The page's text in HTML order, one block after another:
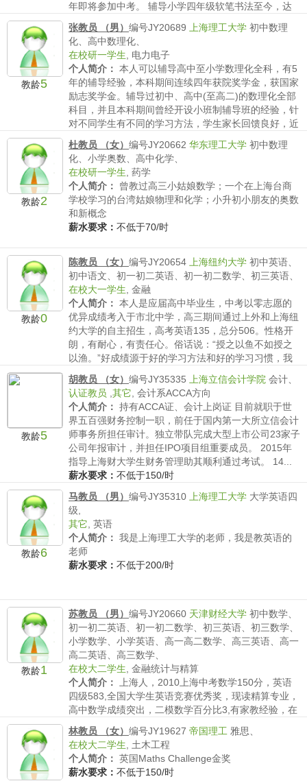
年即将参加中考。 辅导小学四年级软笔书法至今，达
薪水要求：不低于40/时
教龄5
张教员 （男） 编号JY20689 上海理工大学 初中数理
化、高中数理化、
在校研一学生
电力电子
个人简介： 本人可以辅导高中至小学数理化全科，有5
年的辅导经验，本科期间连续四年获院奖学金，获国家
励志奖学金。辅导过初中、高中(至高二)的数理化全部
科目，并且本科期间曾经开设小班制辅导班的经验，针
对不同学生有不同的学习方法，学生家长回馈良好，近
薪水要求：不低于50/时
教龄2
杜教员 （女） 编号JY20662 华东理工大学 初中数理
化、小学奥数、高中化学、
在校研一学生 药学
个人简介：
曾教过高三小姑娘数学；一个在上海台商
学校学习的台湾姑娘物理和化学；小升初小朋友的奥数
和新概念
薪水要求： 不低于70/时
教龄0
陈教员 （女） 编号JY20654 上海纽约大学 初中英语、
初中语文、初一初二英语、初一初二数学、初三英语、
在校大一学生 金融
个人简介： 本人是应届高中毕业生，中考以零志愿的
优异成绩考入于市北中学，高三期间通过上外和上海纽
约大学的自主招生，高考英语135，总分506。性格开
朗，有耐心，有责任心。俗话说：“授之以鱼不如授之
以渔。”好成绩源于好的学习方法和好的学习习惯，我
薪水要求：不低于40/时
教龄5
胡教员 （女） 编号JY35335 上海立信会计学院 会计、
认证教员 其它 会计系ACCA方向
个人简介： 持有ACCA证、会计上岗证 目前就职于世
界五百强财务控制一职，前任于国内第一大所立信会计
师事务所担任审计。独立带队完成大型上市公司23家子
公司年报审计，并担任IPO项目组重要成员。 2015年
指导上海财大学生财务管理助其顺利通过考试。 14...
薪水要求： 不低于150/时
教龄6
马教员 （男） 编号JY35310 上海理工大学 大学英语四
级,
其它 英语
个人简介： 我是上海理工大学的老师，我是教英语的
老师
薪水要求： 不低于200/时
教龄1
苏教员 （男） 编号JY20660 天津财经大学 初中数学、
初一初二英语、初一初二数学、初三英语、初三数学、
小学数学、小学英语、高一高二数学、高三英语、高一
高二英语、高三数学、
在校大二学生 金融统计与精算
个人简介：
上海人，2010上海中考数学150分，英语
四级583,全国大学生英语竞赛优秀奖，现读精算专业，
高中数学成绩突出，二模数学百分比3,有家教经验，在
数，有耐心，细心，负责任。
薪水要求：不低于40/时
林教员 （女） 编号JY19627 帝国理工 雅思、
在校大二学生
土木工程
个人简介： 英国Maths Challenge金奖
薪水要求： 不低于150/时